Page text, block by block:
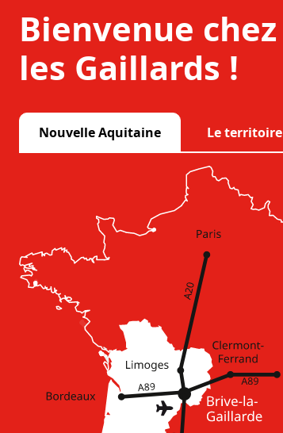
Bienvenue chez
les Gaillards !
Nouvelle Aquitaine Le territoire